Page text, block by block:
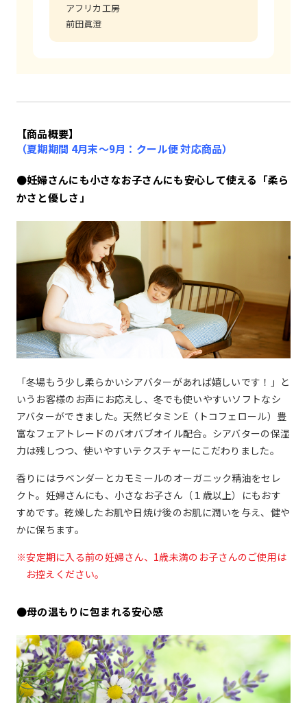
アフリカ工房
前田眞澄
【商品概要】
（夏期期間 4月末～9月：クール便 対応商品）
●妊婦さんにも小さなお子さんにも安心して使える「柔ら
かさと優しさ」
「冬場もう少し柔らかいシアバターがあれば嬉しいです！」と
いうお客様のお声にお応えし、冬でも使いやすいソフトなシ
アバターができました。天然ビタミンE（トコフェロール）豊
富なフェアトレードのバオバブオイル配合。シアバターの保湿
力は残しつつ、使いやすいテクスチャーにこだわりました。
香りにはラベンダーとカモミールのオーガニック精油をセレ
クト。妊婦さんにも、小さなお子さん（１歳以上）にもおす
すめです。乾燥したお肌や日焼け後のお肌に潤いを与え、健や
かに保ちます。
安定期に入る前の妊婦さん、1歳未満のお子さんのご使用は
お控えください。
●母の温もりに包まれる安心感